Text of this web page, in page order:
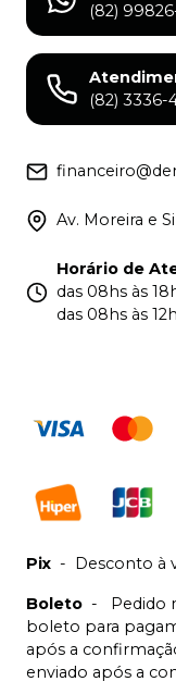
(82)
(82) 3336-
Av. Moreira e
Horário de
das 08hs às
das 08hs às
Pix - Desconto à
Boleto -
Pedido
boleto para
após a
enviado após a